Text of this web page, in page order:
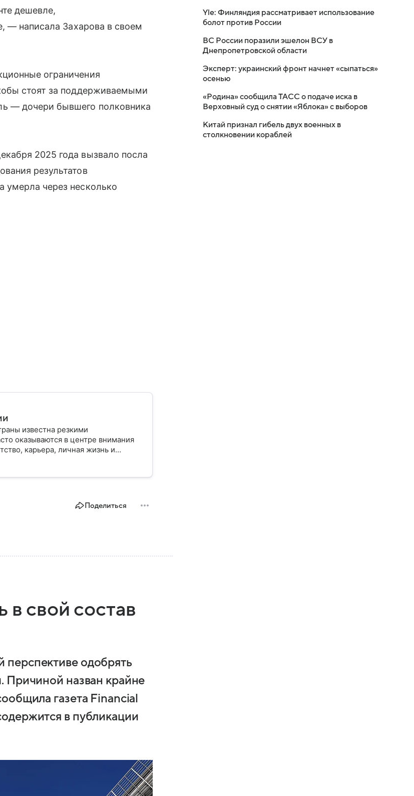
дешевле,
— написала Захарова в своем
ограничения
стоят за поддерживаемыми
— дочери бывшего полковника
2025 года вызвало посла
результатов
умерла через несколько
известна резкими
оказываются в центре внимания
карьера, личная жизнь и
Поделиться
в свой состав
одобрять
Причиной назван крайне
газета Financial
в публикации
Yle: Финляндия рассматривает использование
болот против России
ВС России поразили эшелон ВСУ в
Днепропетровской области
Эксперт: украинский фронт начнет «сыпаться»
осенью
«Родина» сообщила ТАСС о подаче иска в
Верховный суд о снятии «Яблока» с выборов
Китай признал гибель двух военных в
столкновении кораблей